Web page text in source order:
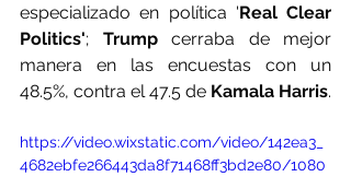
especializado en política 'Real Clear
Politics'; Trump cerraba de mejor
manera en las encuestas con un
48.5%, contra el 47.5 de Kamala Harris.
https://video.wixstatic.com/video/142ea3_
4682ebfe266443da8f71468ff3bd2e80/1080